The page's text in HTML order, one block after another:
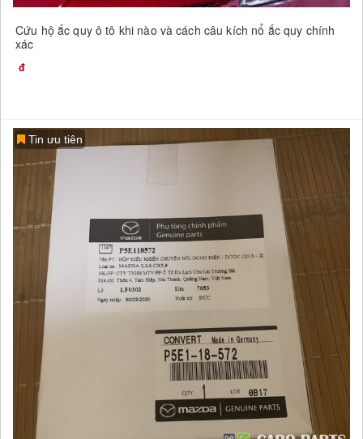
Cứu hộ ắc quy ô tô khi nào và cách câu kích nổ ắc quy chính
xác
Tin ưu tiên